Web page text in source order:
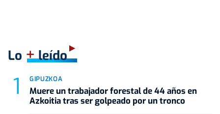
Lo +leído
GIPUZKOA
Muere un trabajador forestal de 44 años en
Azkoitia tras ser golpeado por un tronco